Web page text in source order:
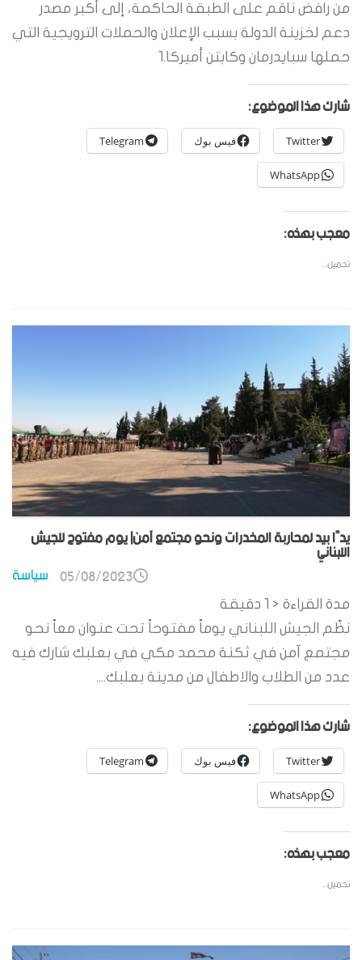
من رافض ناقم على الطبقة الحاكمة، إلى أكبر مصدر
دعم لخزينة الدولة بسبب الإعلان والحملات الترويجية التي
حملها سبايدرمان وكابتن أميركا.1
شارك هذا الموضوع:
Twitter فيس بوك Telegram
WhatsApp
معجب بهذه:
تحميل...
يدًا بيد لمحاربة المخدرات ونحو مجتمع آمن| يوم مفتوح للجيش
اللبناني
سياسة 05/08/2023
مدة القراءة < 1
دقيقة
نظّم الجيش اللبناني يوماً مفتوحاً تحت عنوان معاً نحو
مجتمع آمن في ثكنة محمد مكي في بعلبك شارك فيه
عدد من الطلاب والاطفال من مدينة بعلبك....
شارك هذا الموضوع:
Twitter فيس بوك Telegram
WhatsApp
معجب بهذه:
تحميل...